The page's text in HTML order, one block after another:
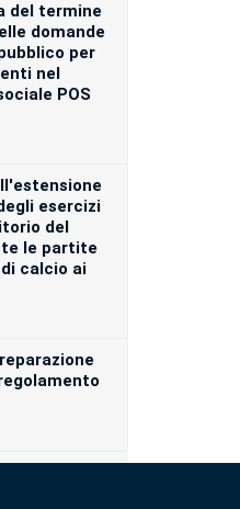
del termine
domande
per
nel
POS
esercizi
del
le partite
calcio ai